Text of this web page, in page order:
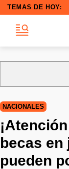
TEMAS DE HOY:
NACIONALES
becas en
pueden